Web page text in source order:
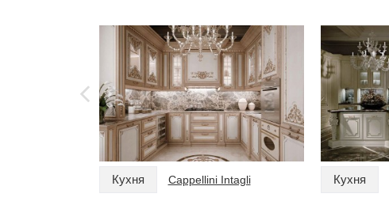
Кухня Cappellini Intagli Кухня